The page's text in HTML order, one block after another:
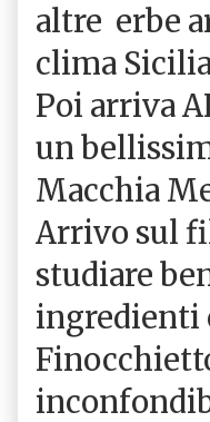
altre erbe
clima
Poi arriva
un
Macchia
Arrivo sul
studiare
ingredienti